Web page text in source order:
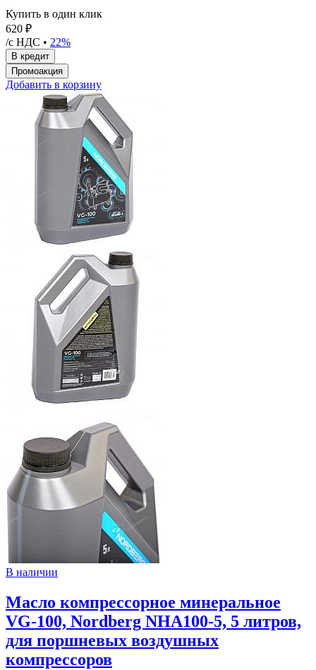
Купить в один клик
620 ₽
/с НДС • 22%
Добавить в корзину
В наличии
Масло компрессорное минеральное
VG-100, Nordberg NHA100-5, 5 литров,
для поршневых воздушных
компрессоров